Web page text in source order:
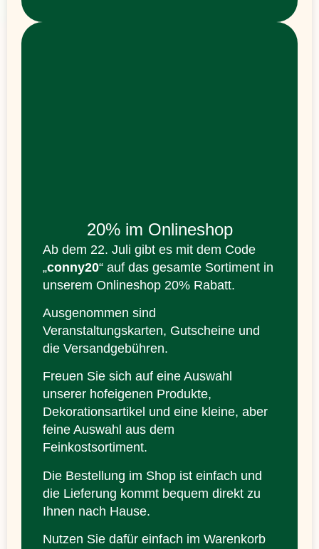
20% im Onlineshop
Ab dem 22. Juli gibt es mit dem Code
„conny20“ auf das gesamte Sortiment in
unserem Onlineshop 20% Rabatt.
Ausgenommen sind
Veranstaltungskarten, Gutscheine und
die Versandgebühren.
Freuen Sie sich auf eine Auswahl
unserer hofeigenen Produkte,
Dekorationsartikel und eine kleine, aber
feine Auswahl aus dem
Feinkostsortiment.
Die Bestellung im Shop ist einfach und
die Lieferung kommt bequem direkt zu
Ihnen nach Hause.
Nutzen Sie dafür einfach im Warenkorb